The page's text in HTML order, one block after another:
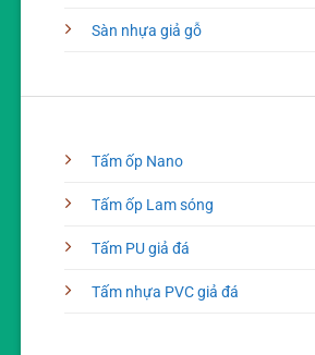
Sàn nhựa giả gỗ
Tấm ốp Nano
Tấm ốp Lam sóng
Tấm PU giả đá
Tấm nhựa PVC giả đá